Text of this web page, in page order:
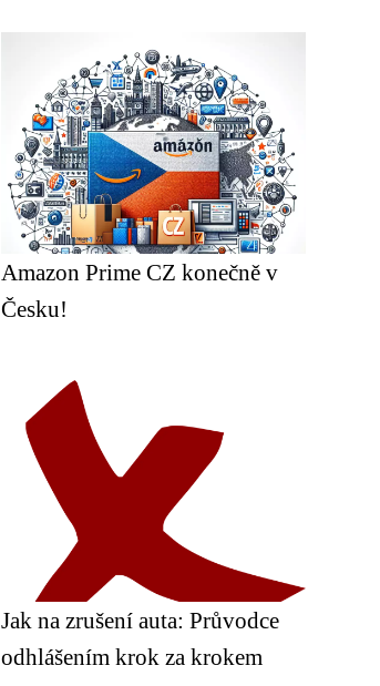
Amazon Prime CZ konečně v
Česku!
Jak na zrušení auta: Průvodce
odhlášením krok za krokem